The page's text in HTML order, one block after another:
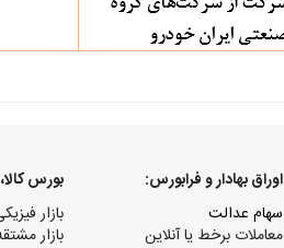
اوراق بهادار و فرابورس:
سهام عدالت
معاملات برخط یا آنلاین
بورس
بازار
بازار